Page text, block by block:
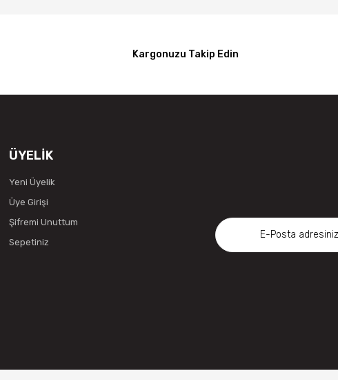
Kargonuzu Takip Edin
ÜYELİK
Yeni Üyelik
Üye Girişi
Şifremi Unuttum
Sepetiniz